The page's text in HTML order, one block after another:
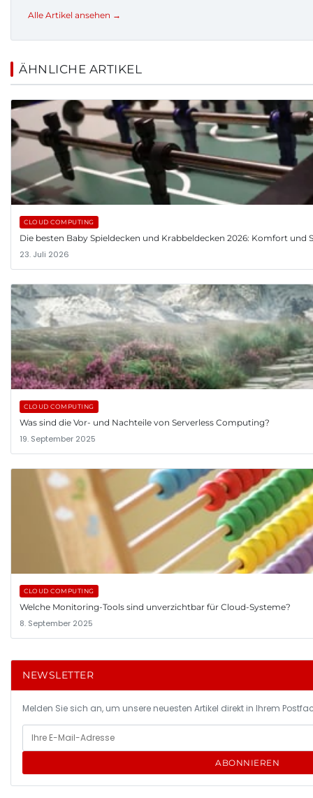
Alle Artikel ansehen →
ÄHNLICHE ARTIKEL
CLOUD COMPUTING
Die besten Baby Spieldecken und Krabbeldecken 2026: Komfort und
23. Juli 2026
CLOUD COMPUTING
Was sind die Vor- und Nachteile von Serverless Computing?
19. September 2025
CLOUD COMPUTING
Welche Monitoring-Tools sind unverzichtbar für Cloud-Systeme?
8. September 2025
NEWSLETTER
Melden Sie sich an, um unsere neuesten Artikel direkt in Ihrem
ABONNIEREN